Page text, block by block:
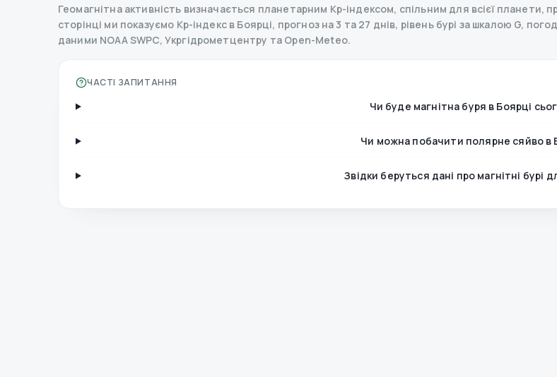
Геомагнітна активність визначається планетарним Kp-індексом, спільним для всієї планети,
сторінці ми показуємо Kp-індекс в Боярці, прогноз на 3 та 27 днів, рівень бурі за шкалою G,
даними NOAA SWPC, Укргідрометцентру та Open-Meteo.
ЧАСТІ ЗАПИТАННЯ
Чи буде магнітна буря в Боярці
Чи можна побачити полярне сяйво в
Звідки беруться дані про магнітні бурі